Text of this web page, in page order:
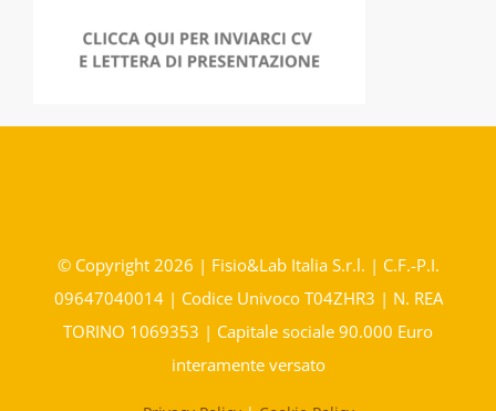
© Copyright 2026 | Fisio&Lab Italia S.r.l. | C.F.-P.I.
09647040014 | Codice Univoco T04ZHR3 | N. REA
TORINO 1069353 | Capitale sociale 90.000 Euro
interamente versato